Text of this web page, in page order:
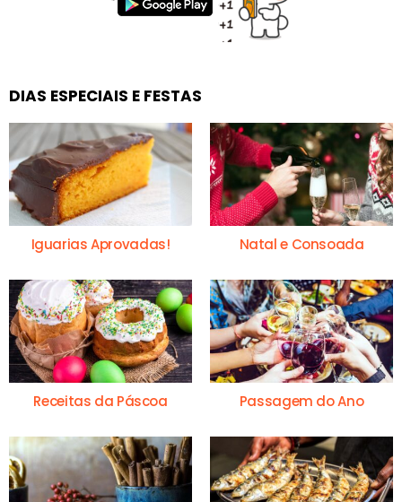
DIAS ESPECIAIS E FESTAS
Iguarias Aprovadas! Natal e Consoada
Receitas da Páscoa Passagem do Ano